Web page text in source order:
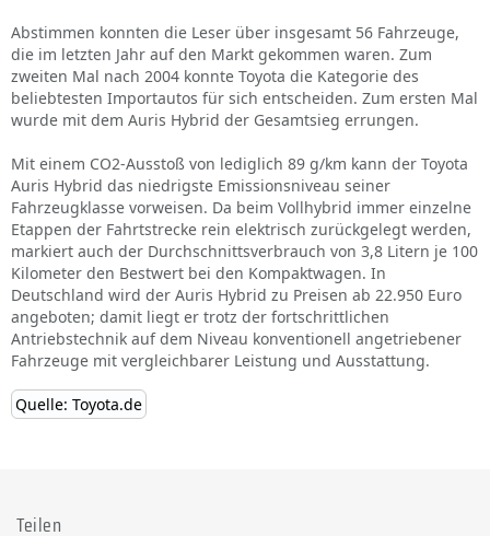
Abstimmen konnten die Leser über insgesamt 56 Fahrzeuge,
die im letzten Jahr auf den Markt gekommen waren. Zum
zweiten Mal nach 2004 konnte Toyota die Kategorie des
beliebtesten Importautos für sich entscheiden. Zum ersten Mal
wurde mit dem Auris Hybrid der Gesamtsieg errungen.
Mit einem CO2-Ausstoß von lediglich 89 g/km kann der Toyota
Auris Hybrid das niedrigste Emissionsniveau seiner
Fahrzeugklasse vorweisen. Da beim Vollhybrid immer einzelne
Etappen der Fahrtstrecke rein elektrisch zurückgelegt werden,
markiert auch der Durchschnittsverbrauch von 3,8 Litern je 100
Kilometer den Bestwert bei den Kompaktwagen. In
Deutschland wird der Auris Hybrid zu Preisen ab 22.950 Euro
angeboten; damit liegt er trotz der fortschrittlichen
Antriebstechnik auf dem Niveau konventionell angetriebener
Fahrzeuge mit vergleichbarer Leistung und Ausstattung.
Quelle: Toyota.de
Teilen